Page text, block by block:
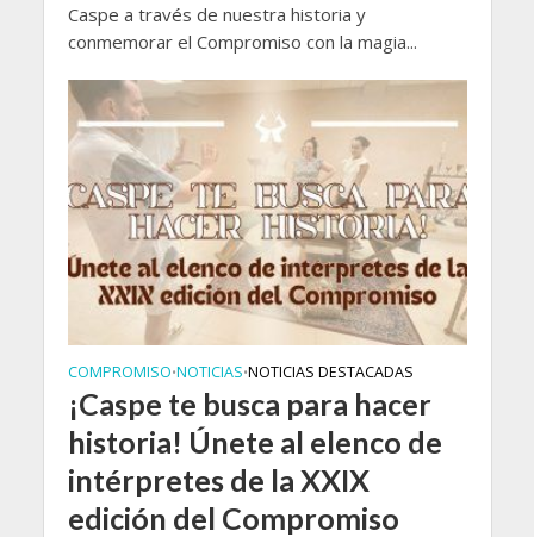
Caspe a través de nuestra historia y
conmemorar el Compromiso con la magia...
COMPROMISO•NOTICIAS•NOTICIAS DESTACADAS
¡Caspe te busca para hacer
historia! Únete al elenco de
intérpretes de la XXIX
edición del Compromiso